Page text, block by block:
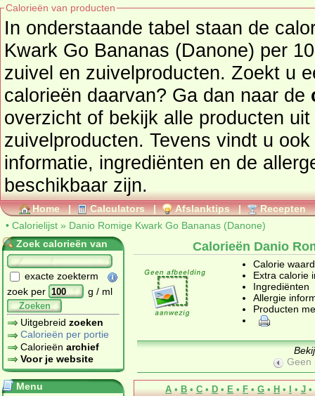
Calorieën van producten
In onderstaande tabel staan de
Kwark Go Bananas (Danone) per
zuivel en zuivelproducten. Zoekt u een ander product en de
calorieën daarvan? Ga dan naar de
overzicht of bekijk alle
zuivelproducten. Tevens vindt u ook de uitgebreide calorie
informatie, ingrediënten en de
beschikbaar zijn.
Home | Calculators | Afslanktips | Recepten
• Calorielijst » Danio Romige Kwark Go Bananas (Danone)
Zoek calorieën van
exacte zoekterm
zoek per
g / ml
Zoeken
Uitgebreid zoeken
Calorieën per portie
Calorieën archief
Voor je website
Menu
Calorieën Danio
Calorie
Extra calorie
Ingrediënten
Allergie
Producten
Geen
A • B • C • D • E • F • G • H • I • J •